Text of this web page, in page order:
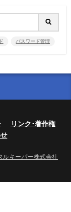
パスワード管理
リンク･著作権
ルキーパー株式会社